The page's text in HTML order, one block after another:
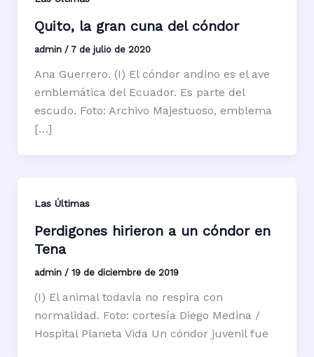
Quito, la gran cuna del cóndor
admin / 7 de julio de 2020
Ana Guerrero. (I) El cóndor andino es el ave
emblemática del Ecuador. Es parte del
escudo. Foto: Archivo Majestuoso, emblema
[…]
Las Últimas
Perdigones hirieron a un cóndor en
Tena
admin / 19 de diciembre de 2019
(I) El animal todavía no respira con
normalidad. Foto: cortesía Diego Medina /
Hospital Planeta Vida Un cóndor juvenil fue